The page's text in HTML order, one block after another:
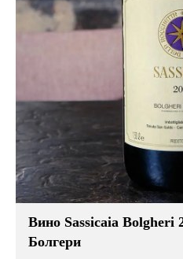
Вино Sassicaia Bolgheri
Болгери